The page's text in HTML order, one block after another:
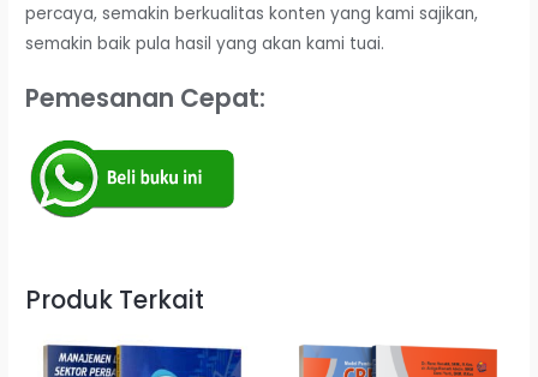
percaya, semakin berkualitas konten yang kami sajikan,
semakin baik pula hasil yang akan kami tuai.
Pemesanan Cepat:
Produk Terkait